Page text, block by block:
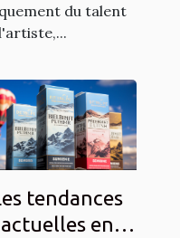
du talent
tendances
actuelles en